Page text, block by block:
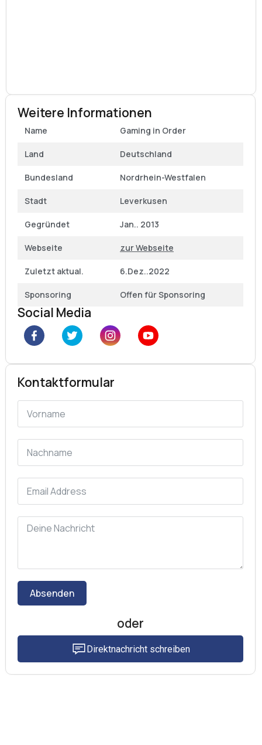
Weitere Informationen
Name Gaming in Order
Land Deutschland
Bundesland Nordrhein-Westfalen
Stadt Leverkusen
Gegründet Jan.. 2013
Webseite zur Webseite
Zuletzt aktual. 6.Dez..2022
Sponsoring Offen für Sponsoring
Social Media
Kontaktformular
Absenden
oder
Direktnachricht schreiben